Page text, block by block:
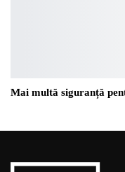
Mai multă siguranță